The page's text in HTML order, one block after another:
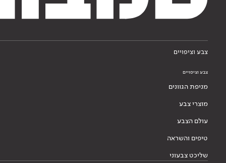
צבע וציפויים
צבע וציפויים
מניפת הגוונים
מוצרי צבע
עולם הצבע
טיפים והשראה
שליכט צבעוני